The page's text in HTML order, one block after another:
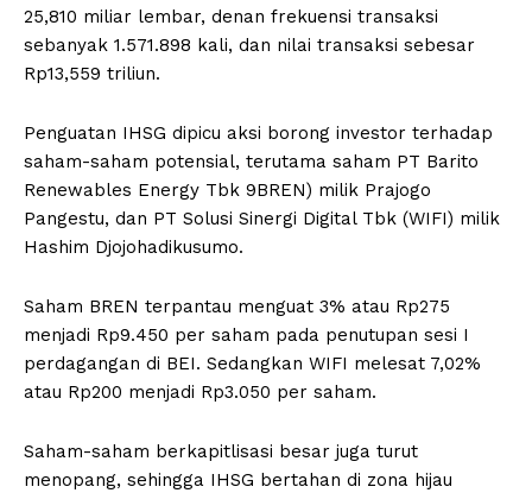
25,810 miliar lembar, denan frekuensi transaksi
sebanyak 1.571.898 kali, dan nilai transaksi sebesar
Rp13,559 triliun.
Penguatan IHSG dipicu aksi borong investor terhadap
saham-saham potensial, terutama saham PT Barito
Renewables Energy Tbk 9BREN) milik Prajogo
Pangestu, dan PT Solusi Sinergi Digital Tbk (WIFI) milik
Hashim Djojohadikusumo.
Saham BREN terpantau menguat 3% atau Rp275
menjadi Rp9.450 per saham pada penutupan sesi I
perdagangan di BEI. Sedangkan WIFI melesat 7,02%
atau Rp200 menjadi Rp3.050 per saham.
Saham-saham berkapitlisasi besar juga turut
menopang, sehingga IHSG bertahan di zona hijau